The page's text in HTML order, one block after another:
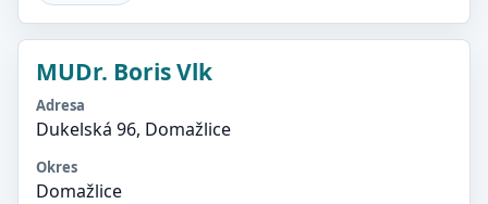
MUDr. Boris Vlk
Adresa
Dukelská 96, Domažlice
Okres
Domažlice